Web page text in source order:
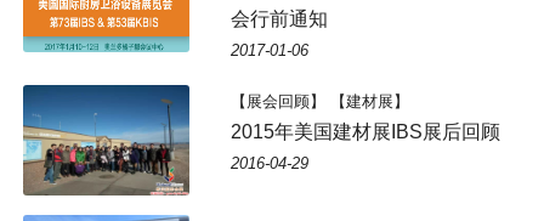
会行前通知
2017-01-06
【展会回顾】 【建材展】
2015年美国建材展IBS展后回顾
2016-04-29